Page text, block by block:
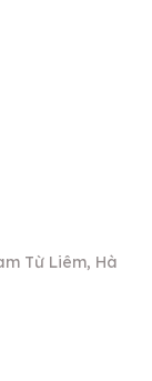
Từ Liêm, Hà